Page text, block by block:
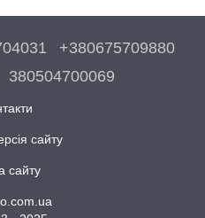
+380675709880
380504700069
сайту
сайту